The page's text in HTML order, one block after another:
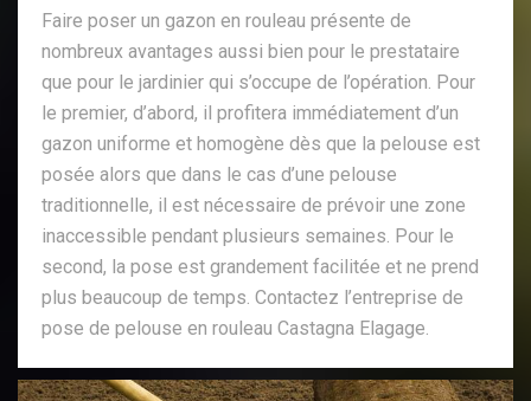
Faire poser un gazon en rouleau présente de
nombreux avantages aussi bien pour le prestataire
que pour le jardinier qui s’occupe de l’opération. Pour
le premier, d’abord, il profitera immédiatement d’un
gazon uniforme et homogène dès que la pelouse est
posée alors que dans le cas d’une pelouse
traditionnelle, il est nécessaire de prévoir une zone
inaccessible pendant plusieurs semaines. Pour le
second, la pose est grandement facilitée et ne prend
plus beaucoup de temps. Contactez l’entreprise de
pose de pelouse en rouleau Castagna Elagage.